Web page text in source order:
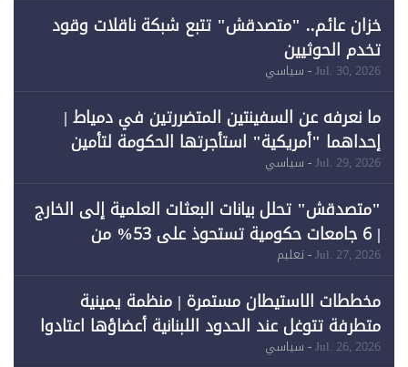
خزان عائم.. "متصدقش" تتبع شبكة ناقلات وقود
تخدم الحوثيين
Jul. 30, 2026- سياسي
ما نعرفه عن السفينتين المتضررتين في دمياط |
إحداهما "أمريكية" استأجرتها الحكومة لتأمين
احتياجات الطاقة
Jul. 29, 2026- سياسي
"متصدقش" تحلل بيانات البعثات العلمية إلى الخارج
| 6 جامعات حكومية تستحوذ على 53% من
Jul. 27, 2026- تعليم
مخططات الاستيطان مستمرة | منظمة يمينية
متطرفة تتوغل عند الحدود اللبنانية أعضاؤها اعتادوا
خرق الحدود
Jul. 26, 2026- سياسي